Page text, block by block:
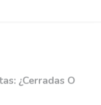
las ventajas y desventajas
cerrado y abierto, que se